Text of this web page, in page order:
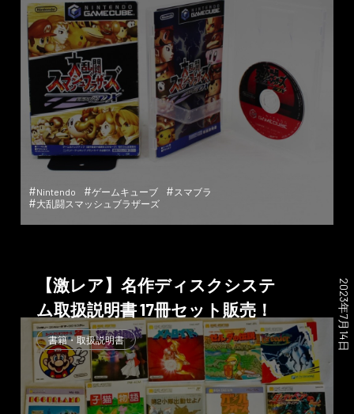
#Nintendo #ゲームキューブ # スマブラ
#大乱闘スマッシュブラザーズ
【激レア】名作ディスクシステ
ム取扱説明書 17冊セット販売！
2023年7月14日
書籍・取扱説明書